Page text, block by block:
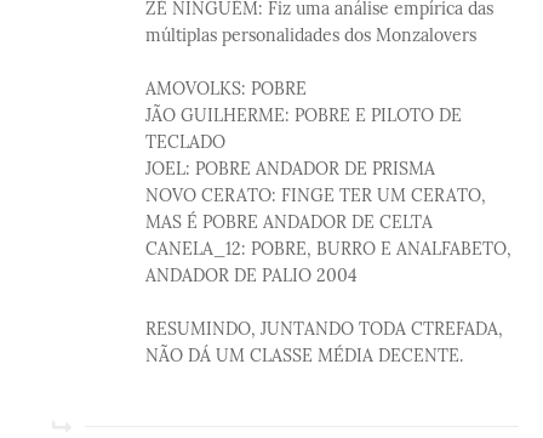
ZÉ NINGUÉM: Fiz uma análise empírica das
múltiplas personalidades dos Monzalovers
AMOVOLKS: POBRE
JÃO GUILHERME: POBRE E PILOTO DE
TECLADO
JOEL: POBRE ANDADOR DE PRISMA
NOVO CERATO: FINGE TER UM CERATO,
MAS É POBRE ANDADOR DE CELTA
CANELA_12: POBRE, BURRO E ANALFABETO,
ANDADOR DE PALIO 2004
RESUMINDO, JUNTANDO TODA CTREFADA,
NÃO DÁ UM CLASSE MÉDIA DECENTE.